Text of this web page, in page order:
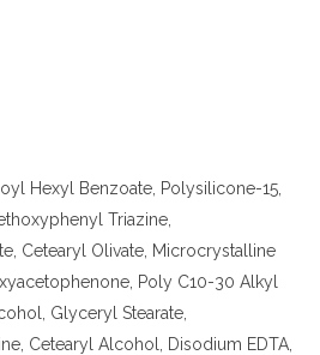
Hexyl Benzoate, Polysilicone-15,
Triazine,
Cetearyl Olivate, Microcrystalline
Poly C10-30 Alkyl
Glyceryl Stearate,
Cetearyl Alcohol, Disodium EDTA,